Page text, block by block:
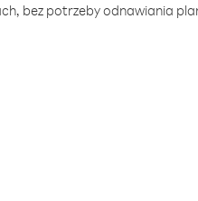
bez potrzeby odnawiania